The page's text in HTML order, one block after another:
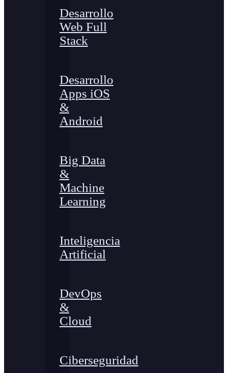
Desarrollo
Web Full
Stack
Desarrollo
Apps iOS
&
Android
Big Data
&
Machine
Learning
Inteligencia
Artificial
DevOps
&
Cloud
Ciberseguridad